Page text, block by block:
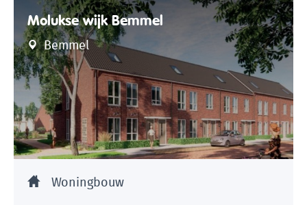
Molukse wijk Bemmel
Bemmel
Woningbouw